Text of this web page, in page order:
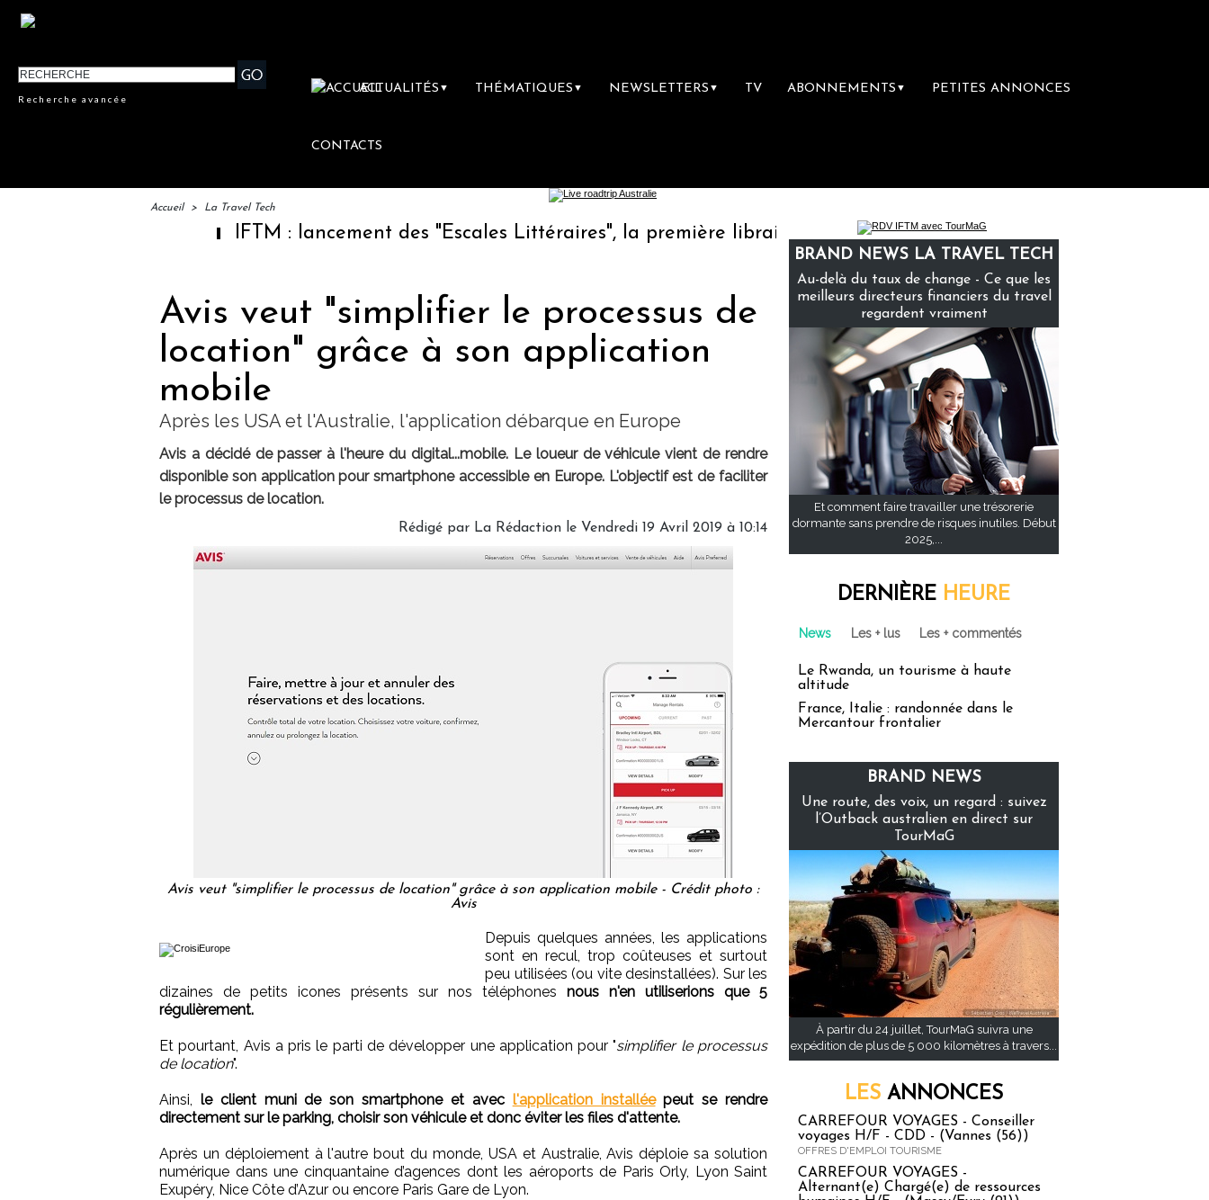
Recherche avancée
ACTUALITÉS ▼ THÉMATIQUES ▼ NEWSLETTERS ▼ TV ABONNEMENTS ▼ PETITES ANNONCES
CONTACTS
Accueil > La Travel Tech
IFTM : lancement des "Escales Littéraires", la première librairie du voyage Le groupe Sainte-Claire rachète Eden
Avis veut "simplifier le processus de
location" grâce à son application
mobile
Après les USA et l'Australie, l'application débarque en Europe
Avis a décidé de passer à l'heure du digital...mobile. Le loueur de véhicule vient de rendre
disponible son application pour smartphone accessible en Europe. L'objectif est de faciliter
le processus de location.
Rédigé par La Rédaction le Vendredi 19 Avril 2019 à 10:14
Avis veut "simplifier le processus de location" grâce à son application mobile - Crédit photo :
Avis
Depuis quelques années, les applications
sont en recul, trop coûteuses et surtout
peu utilisées (ou vite desinstallées). Sur les
dizaines de petits icones présents sur nos téléphones nous n'en utiliserions que 5
régulièrement.
Et pourtant, Avis a pris le parti de développer une application pour "simplifier le processus
de location".
Ainsi, le client muni de son smartphone et avec l'application installée peut se rendre
directement sur le parking, choisir son véhicule et donc éviter les files d'attente.
Après un déploiement à l'autre bout du monde, USA et Australie, Avis déploie sa solution
numérique dans une cinquantaine d’agences dont les aéroports de Paris Orly, Lyon Saint
Exupéry, Nice Côte d’Azur ou encore Paris Gare de Lyon.
BRAND NEWS LA TRAVEL TECH
Au-delà du taux de change - Ce que les
meilleurs directeurs financiers du travel
regardent vraiment
Et comment faire travailler une trésorerie
dormante sans prendre de risques inutiles. Début
2025,...
DERNIÈRE HEURE
News Les + lus Les + commentés
Le Rwanda, un tourisme à haute
altitude
France, Italie : randonnée dans le
Mercantour frontalier
BRAND NEWS
Une route, des voix, un regard : suivez
l’Outback australien en direct sur
TourMaG
À partir du 24 juillet, TourMaG suivra une
expédition de plus de 5 000 kilomètres à travers...
LES ANNONCES
CARREFOUR VOYAGES - Conseiller
voyages H/F - CDD - (Vannes (56))
OFFRES D'EMPLOI TOURISME
CARREFOUR VOYAGES -
Alternant(e) Chargé(e) de ressources